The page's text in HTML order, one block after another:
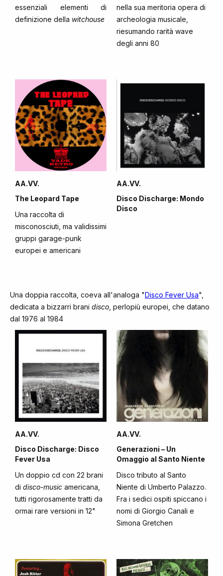
essenziali elementi di
definizione della witchouse
nella sua meritoria opera di
archeologia musicale,
riesumando rarità wave
degli anni 80
AA.VV.
The Leopard Tape
Una raccolta di
misconosciuti, ma validissimi
gruppi garage-punk
europei e americani
AA.VV.
Disco Discharge: Mondo
Disco
Una doppia raccolta, coeva all'analoga "Disco Fever Usa",
dedicata a bizzarri brani disco , perlopiù europei, che datano
dal 1976 al 1984
AA.VV.
Disco Discharge: Disco
Fever Usa
Un doppio cd con 22 brani
di disco-music americana,
tutti rigorosamente tratti da
ormai rare versioni in 12"
AA.VV.
Generazioni – Un
Omaggio al Santo Niente
Disco tributo al Santo
Niente di Umberto Palazzo.
Fra i sedici ospiti spiccano i
nomi di Giorgio Canali e
Simona Gretchen